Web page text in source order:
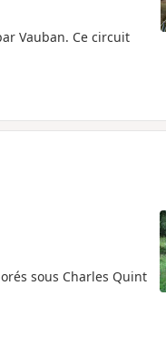
Vauban. Ce circuit
sous Charles Quint